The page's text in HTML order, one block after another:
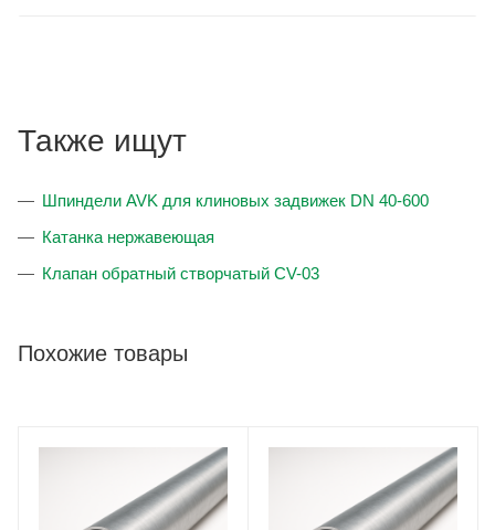
Также ищут
Шпиндели AVK для клиновых задвижек DN 40-600
Катанка нержавеющая
Клапан обратный створчатый CV-03
Похожие товары